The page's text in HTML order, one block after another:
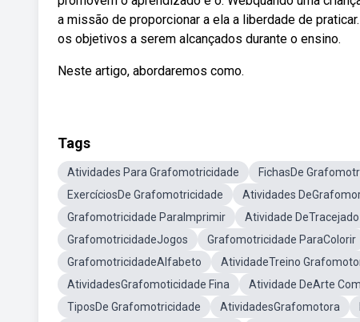
a missão de proporcionar a ela a liberdade de
os objetivos a serem alcançados durante o ensino.
Neste artigo, abordaremos como.
Tags
Atividades Para Grafomotricidade FichasDe
ExercíciosDe Grafomotricidade
Atividades
Grafomotricidade ParaImprimir
Atividade
GrafomotricidadeJogos
Grafomotricidade ParaColorir
GrafomotricidadeAlfabeto
AtividadeTreino
AtividadesGrafomoticidade Fina
Atividade DeArte
TiposDe Grafomotricidade
AtividadesGrafomotora